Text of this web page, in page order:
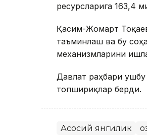
ресурсларига 163,4
Қасим-Жомарт
таъминлаш ва бу
механизмларини
Давлат раҳбари
топшириқлар берди.
Асосий янгилик